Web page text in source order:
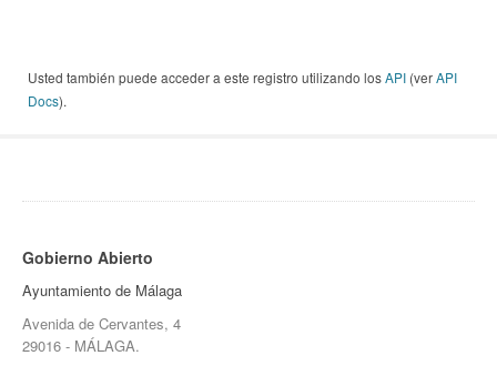
Usted también puede acceder a este registro utilizando losAPI (verAPI
Docs).
Gobierno Abierto
Ayuntamiento de Málaga
Avenida de Cervantes, 4
29016 - MÁLAGA.